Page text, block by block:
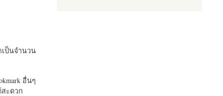
ป็นจำนวน
อื่นๆ
สะดวก